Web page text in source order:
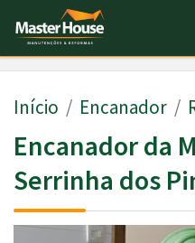
Início Encanador
Encanador da
Serrinha dos